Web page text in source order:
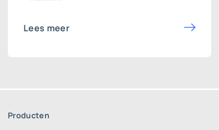
Lees meer
Producten